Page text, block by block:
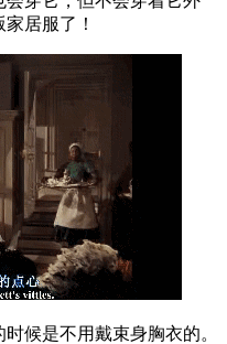
居服了！
是不用戴束身胸衣的。